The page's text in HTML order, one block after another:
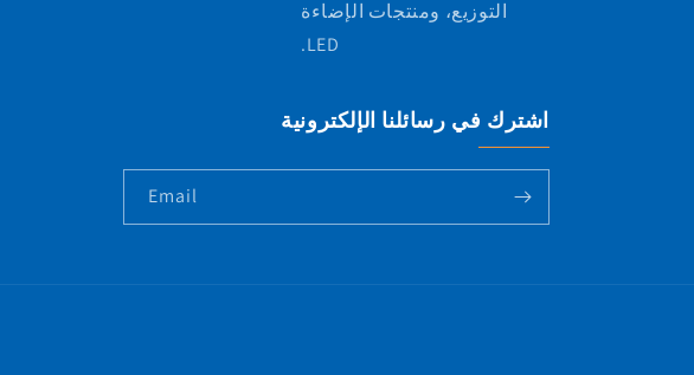
التوزيع، ومنتجات الإضاءة
LED.
اشترك في رسائلنا الإلكترونية
Email